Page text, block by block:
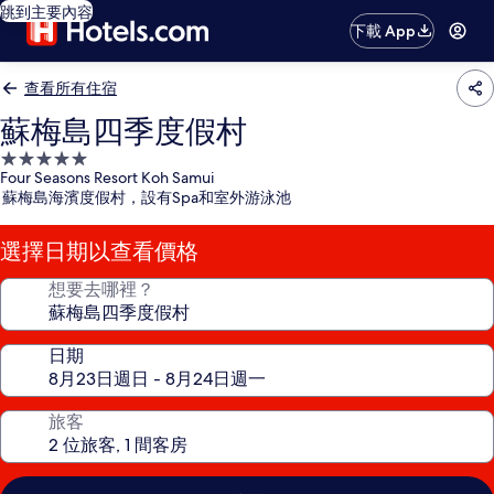
跳到主要內容
下載 App
查看所有住宿
蘇梅島四季度假村
5.0
星
級
住
宿
Four Seasons Resort Koh Samui
蘇梅島海濱度假村，設有Spa和室外游泳池
選擇日期以查看價格
想要去哪裡？
日期
旅客